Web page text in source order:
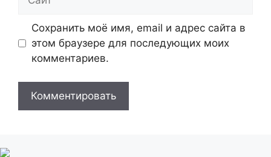
Сохранить моё имя, email и адрес сайта в
этом браузере для последующих моих
комментариев.